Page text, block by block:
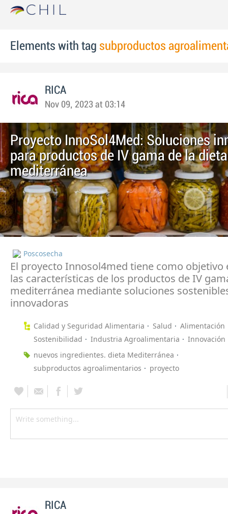
Elements with tag subproductos
RICA
Nov 09, 2023 at 03:14
Proyecto InnoSol4Med: Soluciones
para productos de IV gama de la dieta
mediterránea
Poscosecha
El proyecto Innosol4med tiene como objetivo
las características de los productos de IV
mediterránea mediante soluciones
innovadoras
Calidad y Seguridad Alimentaria Salud
Alimentación
Sostenibilidad
Industria Agroalimentaria
Innovación
nuevos ingredientes. dieta Mediterránea
subproductos agroalimentarios
proyecto
RICA